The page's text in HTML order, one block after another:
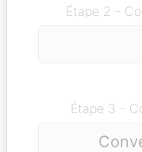
Étape 2 -
Étape 3 -